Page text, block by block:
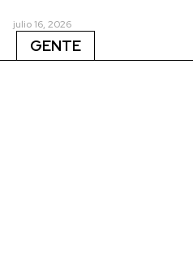
julio 16, 2026
GENTE